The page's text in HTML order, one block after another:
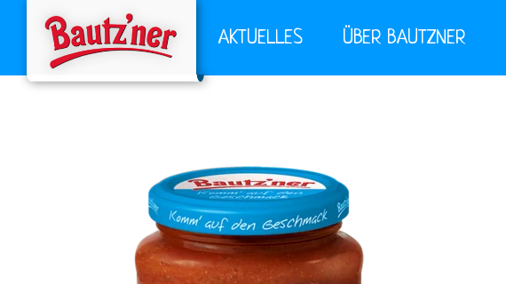
AKTUELLES ÜBER BAUTZNER